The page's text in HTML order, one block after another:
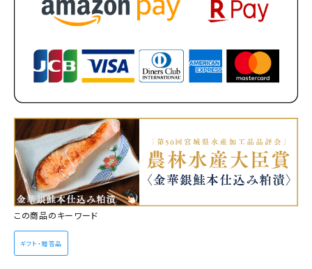
この商品のキーワード
ギフト・贈答品